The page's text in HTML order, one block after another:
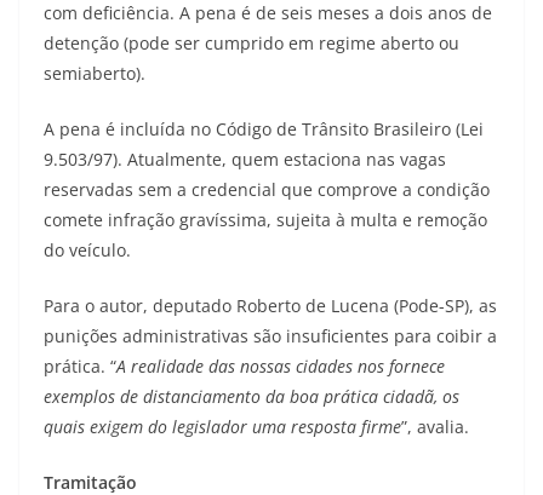
com deficiência. A pena é de seis meses a dois anos de
detenção (pode ser cumprido em regime aberto ou
semiaberto).
A pena é incluída no Código de Trânsito Brasileiro (Lei
9.503/97). Atualmente, quem estaciona nas vagas
reservadas sem a credencial que comprove a condição
comete infração gravíssima, sujeita à multa e remoção
do veículo.
Para o autor, deputado Roberto de Lucena (Pode-SP), as
punições administrativas são insuficientes para coibir a
prática. “A realidade das nossas cidades nos fornece
exemplos de distanciamento da boa prática cidadã, os
quais exigem do legislador uma resposta firme”, avalia.
Tramitação